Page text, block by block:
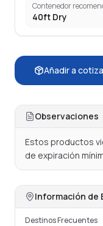
Contenedor
40ft Dry
Añadir a
Observaciones
Estos productos
de expiración
Información de
Destinos Frecuentes